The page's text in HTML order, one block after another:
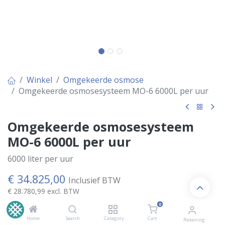
Home Search Category
0
Cart Rekening
Winkel
Omgekeerde osmose
Omgekeerde osmosesysteem MO-6 6000L per uur
Omgekeerde osmosesysteem
MO-6 6000L per uur
6000 liter per uur
€ 34.825,00 Inclusief BTW
€ 28.780,99 excl. BTW